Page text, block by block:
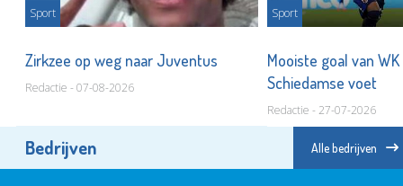
Sport
Zirkzee op weg naar Juventus
Redactie - 07-08-2026
Sport
Mooiste goal van
Schiedamse voet
Redactie - 27-07-2026
Bedrijven Alle bedrijven